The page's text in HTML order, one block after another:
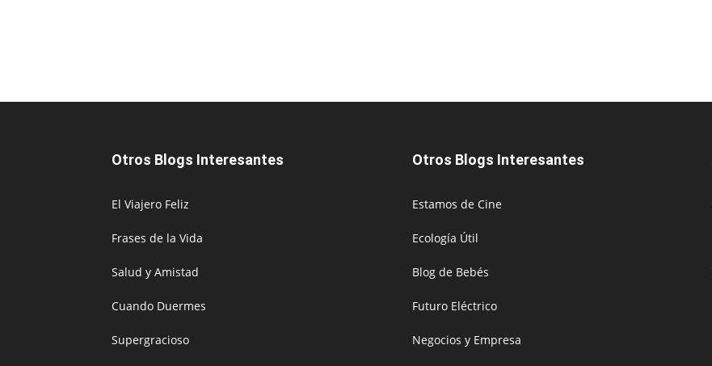
Otros Blogs Interesantes
El Viajero Feliz
Frases de la Vida
Salud y Amistad
Cuando Duermes
Supergracioso
Otros Blogs Interesantes
Estamos de Cine
Ecología Útil
Blog de Bebés
Futuro Eléctrico
Negocios y Empresa